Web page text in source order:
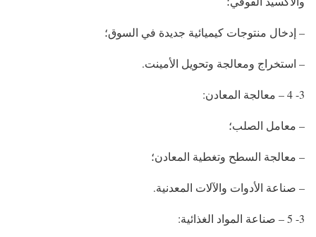
– إدخال منتوجات كيميائية جديدة في السوق؛
– استخراج ومعالجة وتحويل الأمينت.
3- 4 – معالجة المعادن:
– معامل الصلب؛
– معالجة السطح وتغطية المعادن؛
– صناعة الأدوات والآلات المعدنية.
3- 5 – صناعة المواد الغذائية: